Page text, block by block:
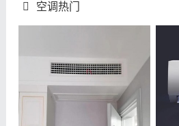
空调热门